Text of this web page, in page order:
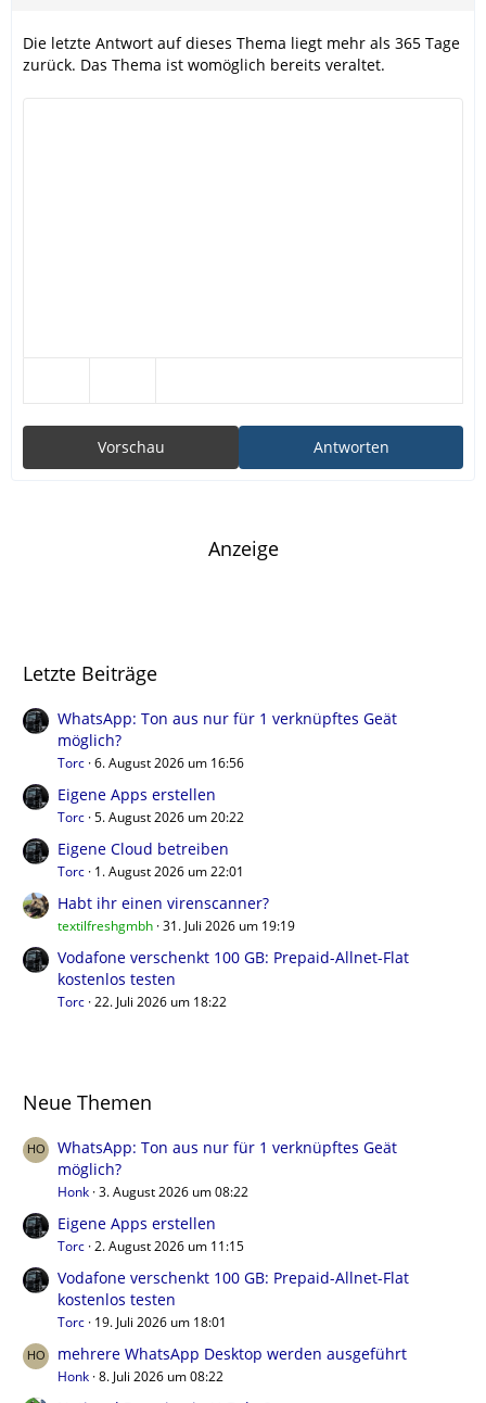
Die letzte Antwort auf dieses Thema liegt mehr als 365 Tage
zurück. Das Thema ist womöglich bereits veraltet.
Antworten
Vorschau
Anzeige
Letzte Beiträge
WhatsApp: Ton aus nur für 1 verknüpftes Geät
möglich?
Torc 6. August 2026 um 16:56
Eigene Apps erstellen
Torc 5. August 2026 um 20:22
Eigene Cloud betreiben
Torc 1. August 2026 um 22:01
Habt ihr einen virenscanner?
textilfreshgmbh 31. Juli 2026 um 19:19
Vodafone verschenkt 100 GB: Prepaid-Allnet-Flat
kostenlos testen
Torc 22. Juli 2026 um 18:22
Neue Themen
WhatsApp: Ton aus nur für 1 verknüpftes Geät
möglich?
Honk 3. August 2026 um 08:22
Eigene Apps erstellen
Torc 2. August 2026 um 11:15
Vodafone verschenkt 100 GB: Prepaid-Allnet-Flat
kostenlos testen
Torc 19. Juli 2026 um 18:01
mehrere WhatsApp Desktop werden ausgeführt
Honk 8. Juli 2026 um 08:22